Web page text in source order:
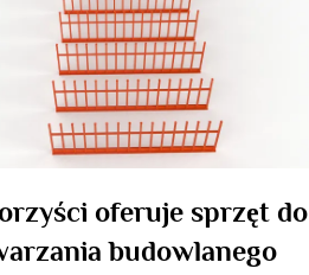
oferuje sprzęt do
budowlanego